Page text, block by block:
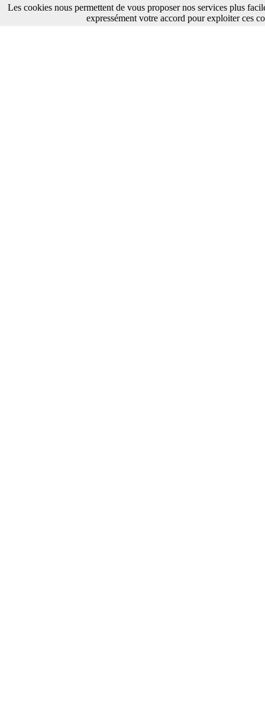
SAMSUNG TV LED [ENG]X14DVBEUH-1.113-0626.pdf
Les cookies nous permettent de vous proposer nos services plus
expressément votre accord pour exploiter ces